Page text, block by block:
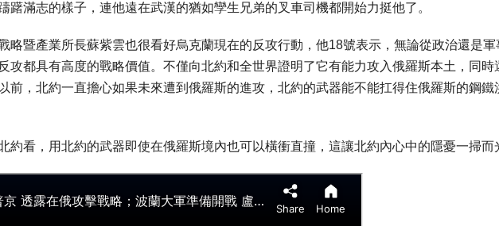
躇滿志的樣子，連他遠在武漢的猶如孿生兄弟的叉車司機都開始力挺他了。
略暨產業所長蘇紫雲也很看好烏克蘭現在的反攻行動，他18號表示，無論從政治還是軍
攻都具有高度的戰略價值。不僅向北約和全世界證明了它有能力攻入俄羅斯本土，同時
前，北約一直擔心如果未來遭到俄羅斯的進攻，北約的武器能不能扛得住俄羅斯的鋼鐵
約看，用北約的武器即使在俄羅斯境內也可以橫衝直撞，這讓北約內心中的隱憂一掃而